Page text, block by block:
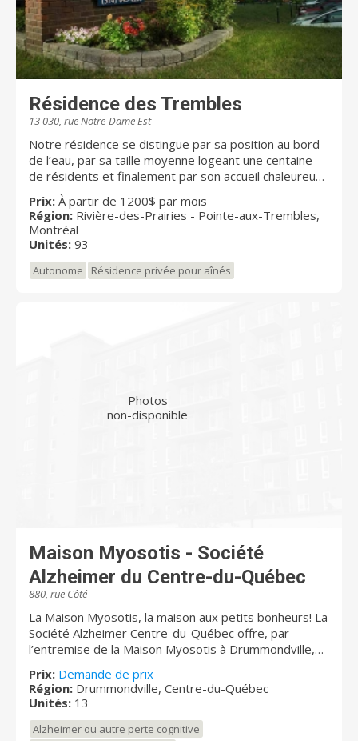
Résidence des Trembles
13 030, rue Notre-Dame Est
Notre résidence se distingue par sa position au bord
de l’eau, par sa taille moyenne logeant une centaine
de résidents et finalement par son accueil chaleureux
et familial. Chez nous, vous trouverez la tranquillité et
la sécurité ainsi que quelques activités pour vous
divertir. Nous offrons un excellent rapport qualité prix
et nous prenons soin de toujours s’améliorer pour
Prix: À partir de 1200$ par mois
Région: Rivière-des-Prairies - Pointe-aux-Trembles,
Montréal
Unités: 93
Autonome Résidence privée pour aînés
Photos
non-disponible
Maison Myosotis - Société
Alzheimer du Centre-du-Québec
880, rue Côté
La Maison Myosotis, la maison aux petits bonheurs! La
Société Alzheimer Centre-du-Québec offre, par
l’entremise de la Maison Myosotis à Drummondville,
personnes vivant avec la malaide d'Alzheimer et
autres troubles neurocognitifs. Elle constitue une
ressource alternative entre la résidence et le
C.H.S.L.D. Sa philosophie d’hébergement est axée sur
Prix: Demande de prix
Région: Drummondville, Centre-du-Québec
Unités: 13
Alzheimer ou autre perte cognitive